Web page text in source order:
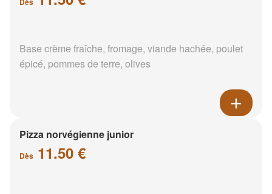
Base crème fraîche, fromage, viande hachée, poulet
épicé, pommes de terre, olives
Pizza norvégienne junior
Dès 11.50 €